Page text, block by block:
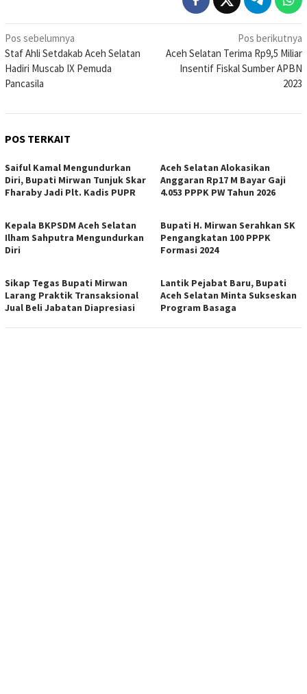
Navigasi
pos
Pos sebelumnya
Staf Ahli Setdakab Aceh Selatan
Hadiri Muscab IX Pemuda
Pancasila
Pos berikutnya
Aceh Selatan Terima Rp9,5 Miliar
Insentif Fiskal Sumber APBN
2023
POS TERKAIT
Saiful Kamal Mengundurkan
Diri, Bupati Mirwan Tunjuk Skar
Fharaby Jadi Plt. Kadis PUPR
Aceh Selatan Alokasikan
Anggaran Rp17 M Bayar Gaji
4.053 PPPK PW Tahun 2026
Kepala BKPSDM Aceh Selatan
Ilham Sahputra Mengundurkan
Diri
Bupati H. Mirwan Serahkan SK
Pengangkatan 100 PPPK
Formasi 2024
Sikap Tegas Bupati Mirwan
Larang Praktik Transaksional
Jual Beli Jabatan Diapresiasi
Lantik Pejabat Baru, Bupati
Aceh Selatan Minta Sukseskan
Program Basaga